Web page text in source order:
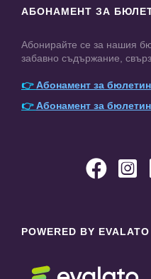
АБОНАМЕНТ ЗА
Абонирайте се за нашия
забавно съдържание,
👉Абонамент за
👉Абонамент за
 
POWERED BY EVALATO